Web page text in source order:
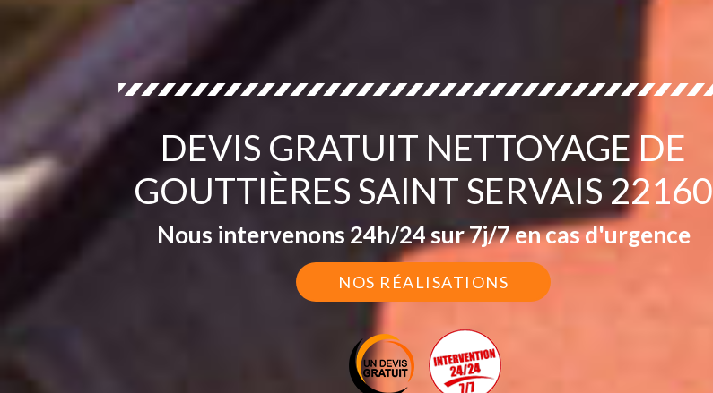
DEVIS GRATUIT NETTOYAGE DE
GOUTTIÈRES SAINT SERVAIS 22160
Nous intervenons 24h/24 sur 7j/7 en cas d'urgence
NOS RÉALISATIONS